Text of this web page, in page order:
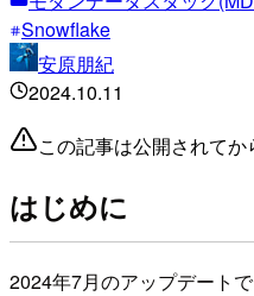
Snowflake
安原朋紀
2024.10.11
この記事は公開されて
はじめに
2024年7月のアップデート